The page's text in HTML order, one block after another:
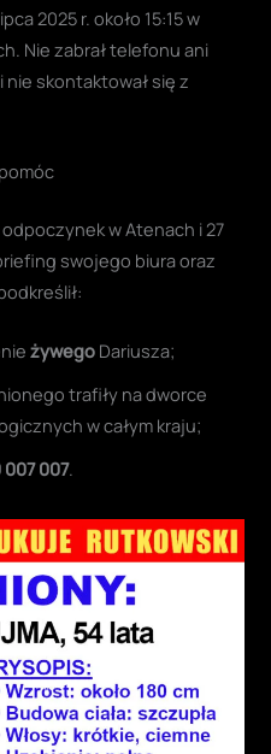
2025 r. około 15:15 w
Nie zabrał telefonu ani
skontaktował się z
w Atenach i 27
swojego biura oraz
żywego Dariusza;
trafiły na dworce
w całym kraju;
007 007.